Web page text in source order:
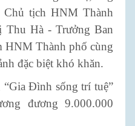
tịch HNM Thành
Thu Hà - Trưởng Ban
HNM Thành phố cùng
đặc biệt khó khăn.
Đình sống trí tuệ”
đương 9.000.000